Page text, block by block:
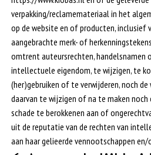
verpakking/reclamemateriaal in het
op de website en of producten, inclusief
aangebrachte merk- of
omtrent auteursrechten, handelsnamen
intellectuele eigendom, te wijzigen, te
(her)gebruiken of te verwijderen, noch
daarvan te wijzigen of na te maken noch
schade te berokkenen aan of
uit de reputatie van de rechten van
aan haar gelieerde vennootschappen